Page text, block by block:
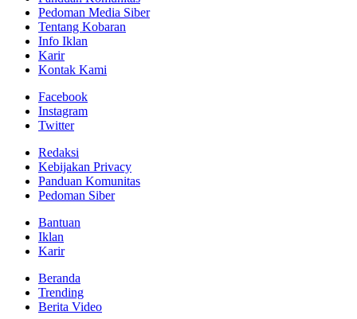
Pedoman Media Siber
Tentang Kobaran
Info Iklan
Karir
Kontak Kami
Facebook
Instagram
Twitter
Redaksi
Kebijakan Privacy
Panduan Komunitas
Pedoman Siber
Bantuan
Iklan
Karir
Beranda
Trending
Berita Video